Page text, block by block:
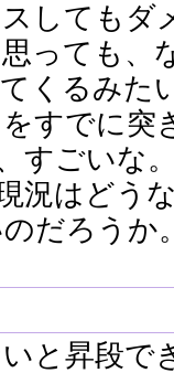
してもダ
っても、
くるみた
すでに突
すごいな
況はどう
だろうか
と昇段で